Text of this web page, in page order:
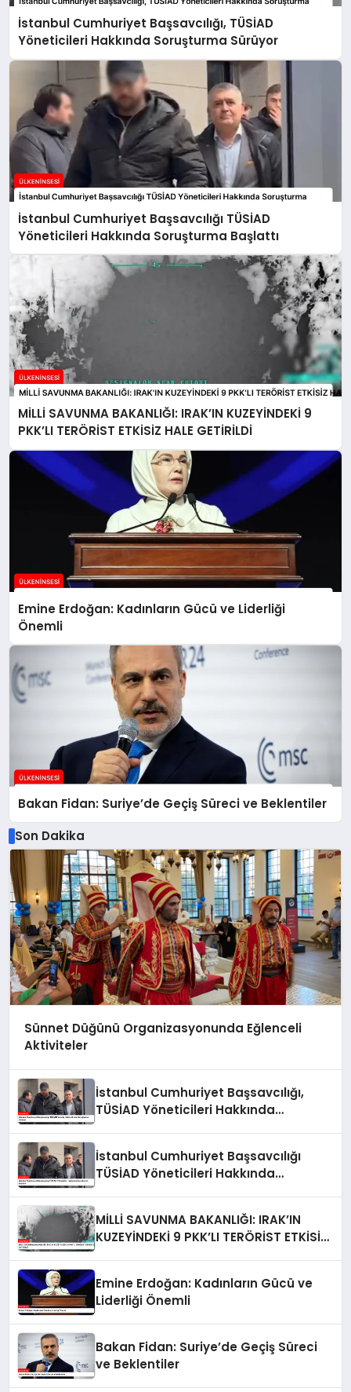
İstanbul Cumhuriyet Başsavcılığı, TÜSİAD
Yöneticileri Hakkında Soruşturma Sürüyor
İstanbul Cumhuriyet Başsavcılığı TÜSİAD
Yöneticileri Hakkında Soruşturma Başlattı
MİLLİ SAVUNMA BAKANLIĞI: IRAK’IN KUZEYİNDEKİ 9
PKK’LI TERÖRİST ETKİSİZ HALE GETİRİLDİ
Emine Erdoğan: Kadınların Gücü ve Liderliği
Önemli
Bakan Fidan: Suriye’de Geçiş Süreci ve Beklentiler
Son Dakika
Sünnet Düğünü Organizasyonunda Eğlenceli
Aktiviteler
İstanbul Cumhuriyet Başsavcılığı,
TÜSİAD Yöneticileri Hakkında
İstanbul Cumhuriyet Başsavcılığı
TÜSİAD Yöneticileri Hakkında
MİLLİ SAVUNMA BAKANLIĞI: IRAK’IN
KUZEYİNDEKİ 9 PKK’LI TERÖRİST ETKİSİZ
Emine Erdoğan: Kadınların Gücü ve
Liderliği Önemli
Bakan Fidan: Suriye’de Geçiş Süreci
ve Beklentiler